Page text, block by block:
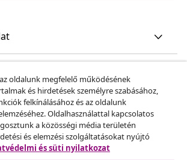
oldalunk megfelelő működésének
és hirdetések személyre szabásához,
felkínálásához és az oldalunk
Oldalhasználattal kapcsolatos
a közösségi média területén
és elemzési szolgáltatásokat nyújtó
és süti nyilatkozat